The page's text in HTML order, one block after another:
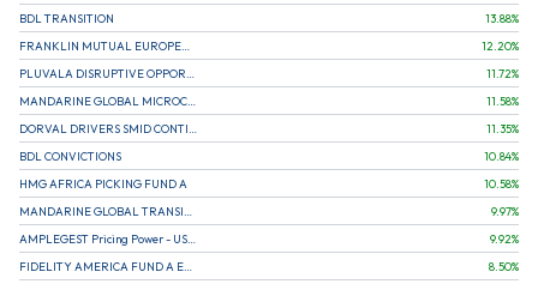
BDL TRANSITION 13.88%
12.20%
11.72%
11.58%
11.35%
BDL CONVICTIONS
10.84%
HMG AFRICA PICKING FUND A
10.58%
9.97%
9.92%
8.50%